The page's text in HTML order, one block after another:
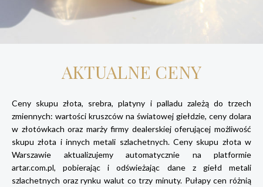
AKTUALNE CENY
Ceny skupu złota, srebra, platyny i palladu zależą do trzech
zmiennych: wartości kruszców na światowej giełdzie, ceny dolara
w złotówkach oraz marży firmy dealerskiej oferującej możliwość
skupu złota i innych metali szlachetnych. Ceny skupu złota w
Warszawie aktualizujemy automatycznie na platformie
artar.com.pl, pobierając i odświeżając dane z giełd metali
szlachetnych oraz rynku walut co trzy minuty. Pułapy cen różnią